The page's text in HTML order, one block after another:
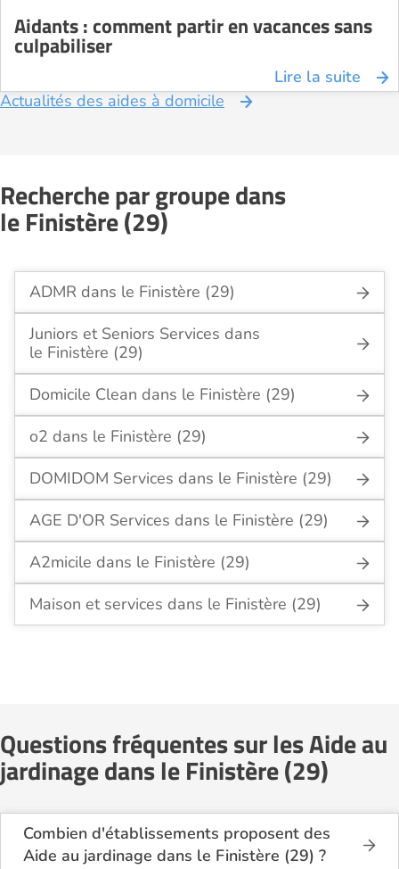
Aidants : comment partir en vacances sans
culpabiliser
Lire la suite
Actualités des aides à domicile
Recherche par groupe dans
le Finistère (29)
ADMR dans le Finistère (29)
Juniors et Seniors Services dans
le Finistère (29)
Domicile Clean dans le Finistère (29)
o2 dans le Finistère (29)
DOMIDOM Services dans le Finistère (29)
AGE D'OR Services dans le Finistère (29)
A2micile dans le Finistère (29)
Maison et services dans le Finistère (29)
Questions fréquentes sur les Aide au
jardinage dans le Finistère (29)
Combien d'établissements proposent des
Aide au jardinage dans le Finistère (29) ?